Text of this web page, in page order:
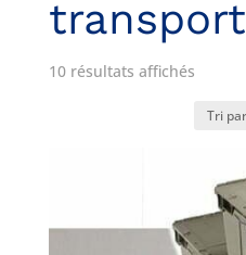
transport
10 résultats affichés